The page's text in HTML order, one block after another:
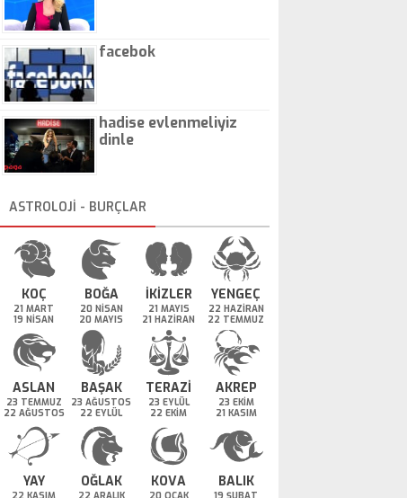
facebok
hadise evlenmeliyiz
dinle
ASTROLOJİ - BURÇLAR
KOÇ
21 MART
19 NİSAN
BOĞA
20 NİSAN
20 MAYIS
İKİZLER
21 MAYIS
21 HAZİRAN
YENGEÇ
22 HAZİRAN
22 TEMMUZ
ASLAN
23 TEMMUZ
22 AĞUSTOS
BAŞAK
23 AĞUSTOS
22 EYLÜL
TERAZİ
23 EYLÜL
22 EKİM
AKREP
23 EKİM
21 KASIM
YAY OĞLAK KOVA BALIK